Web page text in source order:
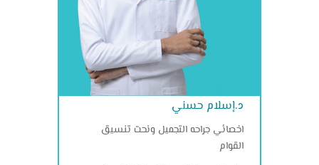
د.إسلام حسني
اخصائي جراحه التجميل ونحت تنسيق
القوام